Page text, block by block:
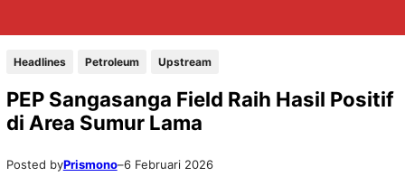
Headlines Petroleum Upstream
PEP Sangasanga Field Raih Hasil Positif
di Area Sumur Lama
Posted byPrismono–6 Februari 2026